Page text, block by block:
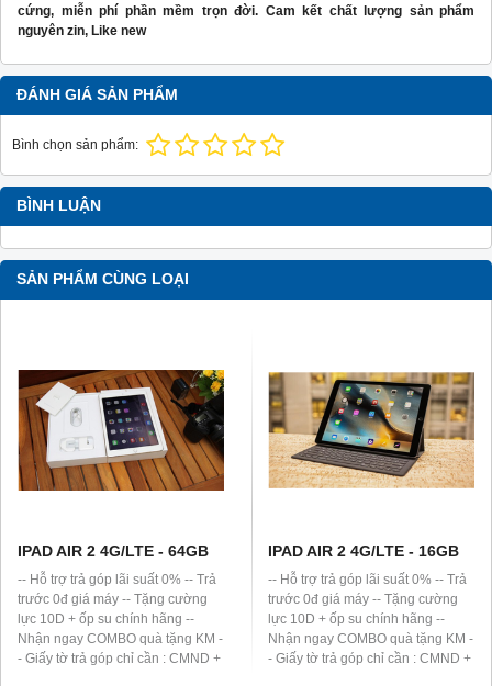
cứng, miễn phí phần mềm trọn đời. Cam kết chất lượng sản phẩm
nguyên zin, Like new
ĐÁNH GIÁ SẢN PHẨM
Bình chọn sản phẩm:
BÌNH LUẬN
SẢN PHẨM CÙNG LOẠI
IPAD AIR 2 4G/LTE - 64GB
-- Hỗ trợ trả góp lãi suất 0% -- Trả
trước 0đ giá máy -- Tặng cường
lực 10D + ốp su chính hãng --
Nhận ngay COMBO quà tặng KM -
- Giấy tờ trả góp chỉ cần : CMND +
IPAD AIR 2 4G/LTE - 16GB
-- Hỗ trợ trả góp lãi suất 0% -- Trả
trước 0đ giá máy -- Tặng cường
lực 10D + ốp su chính hãng --
Nhận ngay COMBO quà tặng KM -
- Giấy tờ trả góp chỉ cần : CMND +